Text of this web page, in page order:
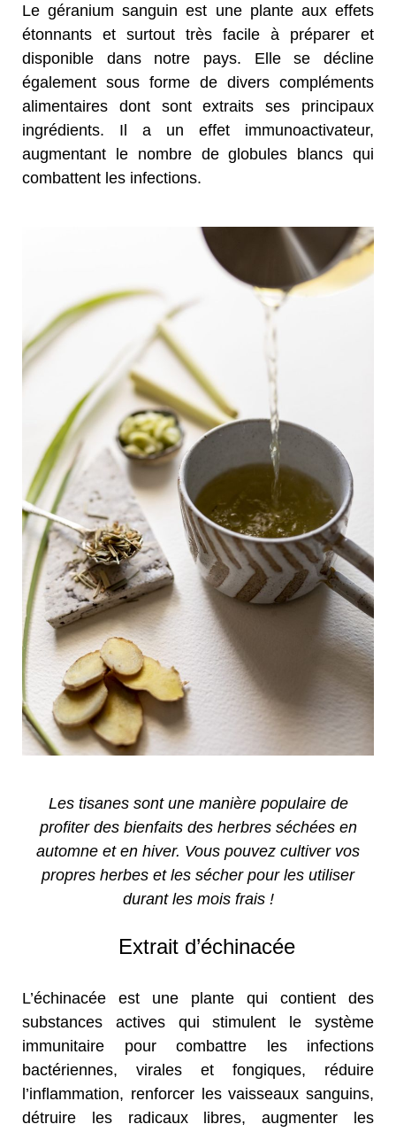
Le géranium sanguin est une plante aux effets
étonnants et surtout très facile à préparer et
disponible dans notre pays. Elle se décline
également sous forme de divers compléments
alimentaires dont sont extraits ses principaux
ingrédients. Il a un effet immunoactivateur,
augmentant le nombre de globules blancs qui
combattent les infections.
Les tisanes sont une manière populaire de
profiter des bienfaits des herbres séchées en
automne et en hiver. Vous pouvez cultiver vos
propres herbes et les sécher pour les utiliser
durant les mois frais !
Extrait d’échinacée
L’échinacée est une plante qui contient des
substances actives qui stimulent le système
immunitaire pour combattre les infections
bactériennes, virales et fongiques, réduire
l’inflammation, renforcer les vaisseaux sanguins,
détruire les radicaux libres, augmenter les